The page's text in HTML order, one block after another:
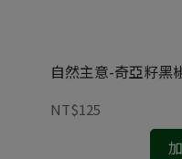
自然主意-奇亞籽黑
NT$125